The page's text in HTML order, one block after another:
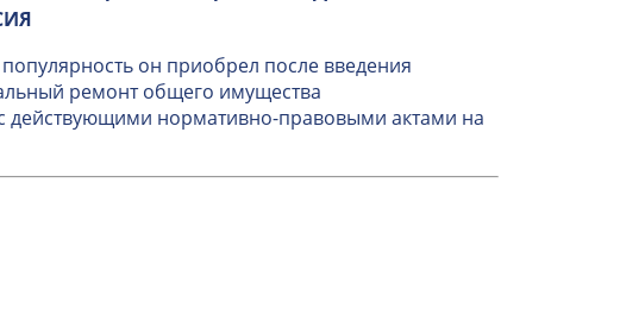
он приобрел после введения
ремонт общего имущества
действующими нормативно-правовыми актами на